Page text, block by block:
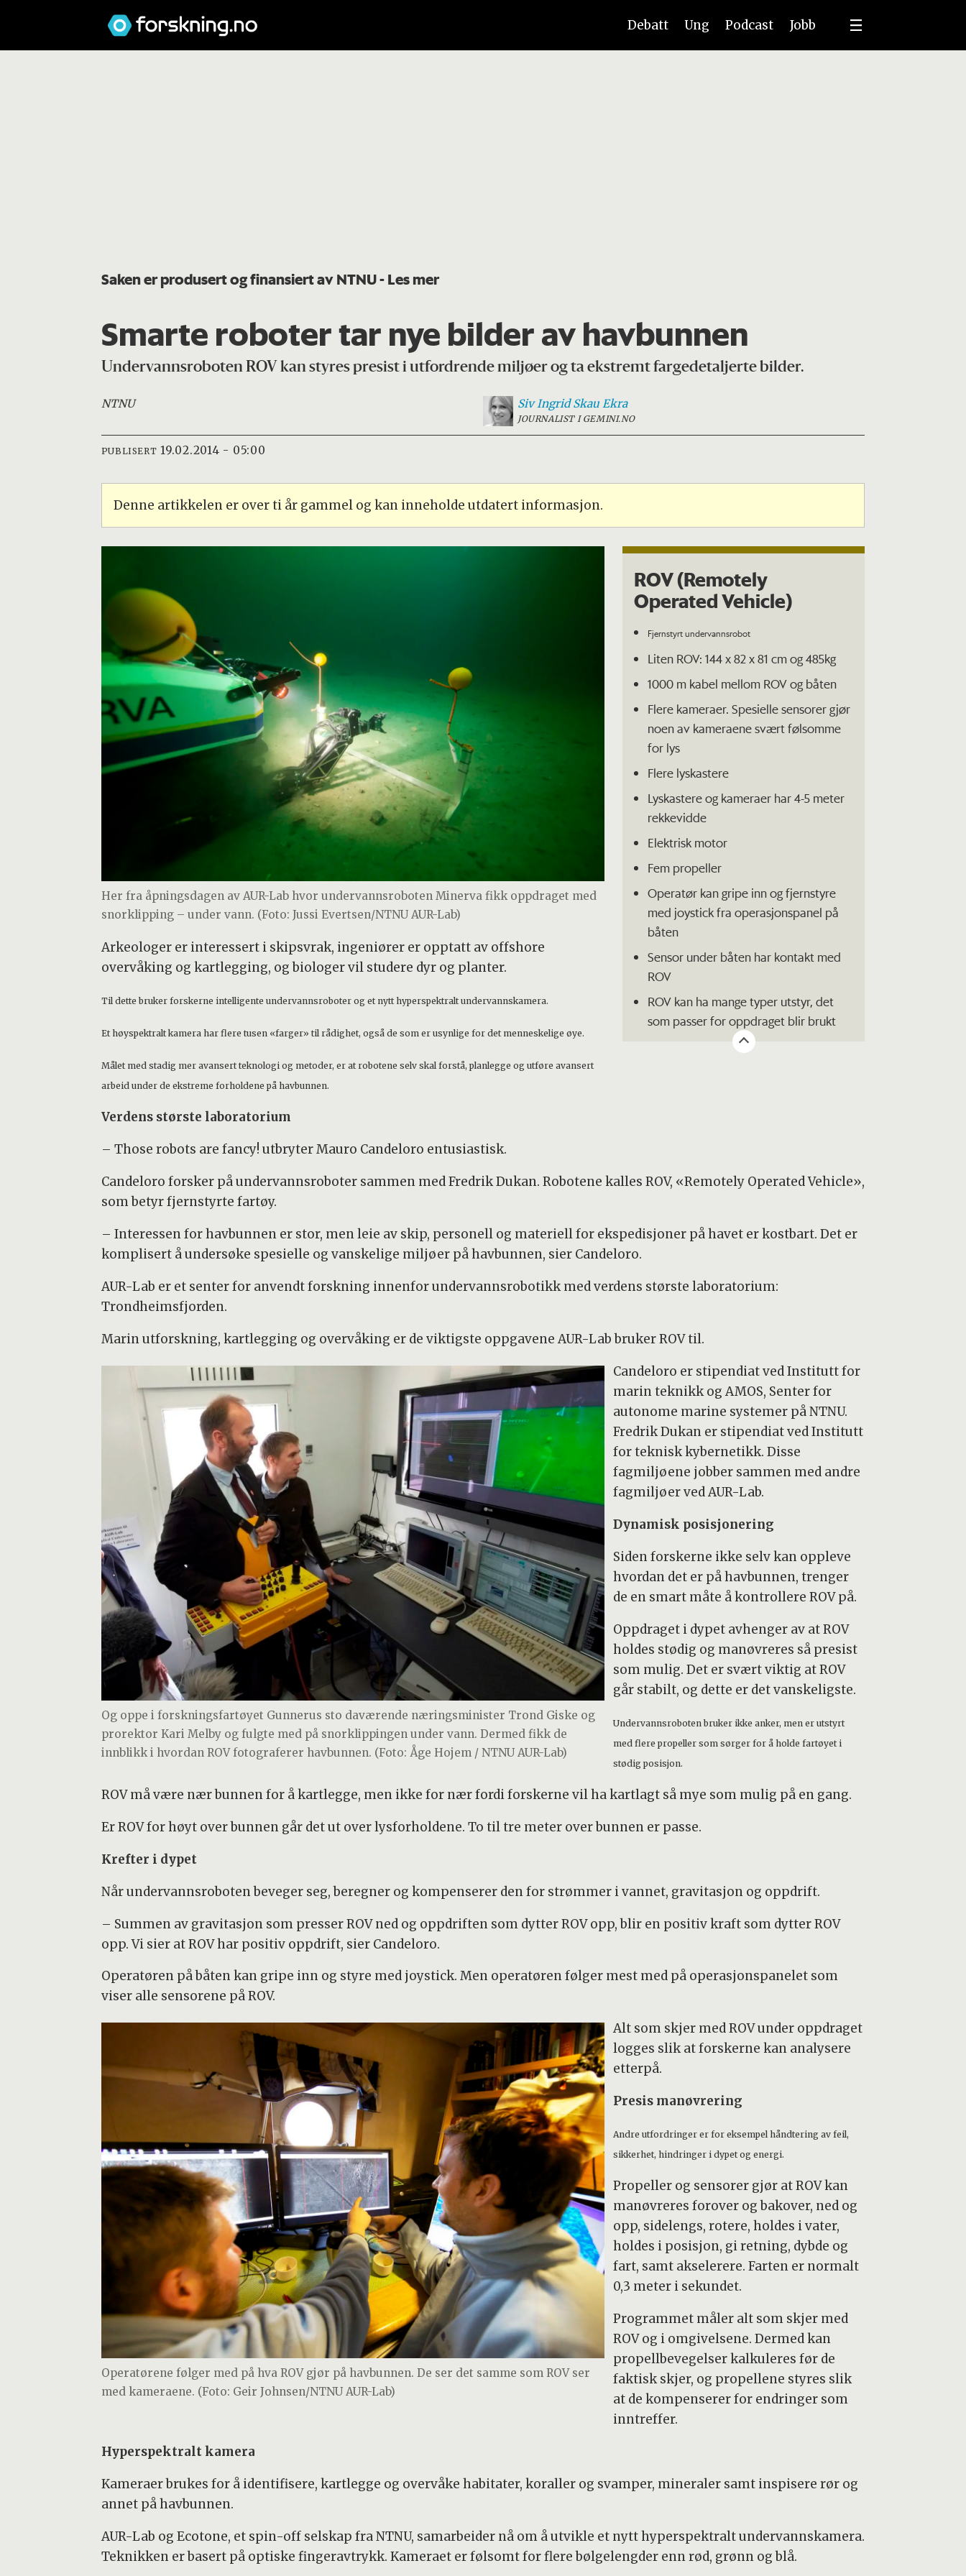
Debatt Ung Podcast Jobb
Saken er produsert og finansiert av NTNU- Les mer
Smarte roboter tar nye bilder av havbunnen
Undervannsroboten ROV kan styres presist i utfordrende miljøer og ta ekstremt fargedetaljerte bilder.
NTNU Siv Ingrid Skau Ekra
JOURNALIST I GEMINI.NO
PUBLISERT 19.02.2014 - 05:00
Denne artikkelen er over ti år gammel og kan inneholde utdatert informasjon.
Her fra åpningsdagen av AUR-Lab hvor undervannsroboten Minerva fikk oppdraget med
snorklipping – under vann. (Foto: Jussi Evertsen/NTNU AUR-Lab)
ROV (Remotely
Operated Vehicle)
Fjernstyrt undervannsrobot
Liten ROV: 144 x 82 x 81 cm og 485kg
1000 m kabel mellom ROV og båten
Flere kameraer. Spesielle sensorer gjør
noen av kameraene svært følsomme
for lys
Flere lyskastere
Lyskastere og kameraer har 4-5 meter
rekkevidde
Elektrisk motor
Fem propeller
Operatør kan gripe inn og fjernstyre
med joystick fra operasjonspanel på
båten
Sensor under båten har kontakt med
ROV
ROV kan ha mange typer utstyr, det
som passer for oppdraget blir brukt
Arkeologer er interessert i skipsvrak, ingeniører er opptatt av offshore
overvåking og kartlegging, og biologer vil studere dyr og planter.
Til dette bruker forskerne intelligente undervannsroboter og et nytt hyperspektralt undervannskamera.
Et høyspektralt kamera har flere tusen «farger» til rådighet, også de som er usynlige for det menneskelige øye.
Målet med stadig mer avansert teknologi og metoder, er at robotene selv skal forstå, planlegge og utføre avansert
arbeid under de ekstreme forholdene på havbunnen.
Verdens største laboratorium
– Those robots are fancy! utbryter Mauro Candeloro entusiastisk.
Candeloro forsker på undervannsroboter sammen med Fredrik Dukan. Robotene kalles ROV, «Remotely Operated Vehicle»,
som betyr fjernstyrte fartøy.
– Interessen for havbunnen er stor, men leie av skip, personell og materiell for ekspedisjoner på havet er kostbart. Det er
komplisert å undersøke spesielle og vanskelige miljøer på havbunnen, sier Candeloro.
AUR-Lab er et senter for anvendt forskning innenfor undervannsrobotikk med verdens største laboratorium:
Trondheimsfjorden.
Marin utforskning, kartlegging og overvåking er de viktigste oppgavene AUR-Lab bruker ROV til.
Og oppe i forskningsfartøyet Gunnerus sto daværende næringsminister Trond Giske og
prorektor Kari Melby og fulgte med på snorklippingen under vann. Dermed fikk de
innblikk i hvordan ROV fotograferer havbunnen. (Foto: Åge Hojem / NTNU AUR-Lab)
Candeloro er stipendiat ved Institutt for
marin teknikk og AMOS, Senter for
autonome marine systemer på NTNU.
Fredrik Dukan er stipendiat ved Institutt
for teknisk kybernetikk. Disse
fagmiljøene jobber sammen med andre
fagmiljøer ved AUR-Lab.
Dynamisk posisjonering
Siden forskerne ikke selv kan oppleve
hvordan det er på havbunnen, trenger
de en smart måte å kontrollere ROV på.
Oppdraget i dypet avhenger av at ROV
holdes stødig og manøvreres så presist
som mulig. Det er svært viktig at ROV
går stabilt, og dette er det vanskeligste.
Undervannsroboten bruker ikke anker, men er utstyrt
med flere propeller som sørger for å holde fartøyet i
stødig posisjon.
ROV må være nær bunnen for å kartlegge, men ikke for nær fordi forskerne vil ha kartlagt så mye som mulig på en gang.
Er ROV for høyt over bunnen går det ut over lysforholdene. To til tre meter over bunnen er passe.
Krefter i dypet
Når undervannsroboten beveger seg, beregner og kompenserer den for strømmer i vannet, gravitasjon og oppdrift.
– Summen av gravitasjon som presser ROV ned og oppdriften som dytter ROV opp, blir en positiv kraft som dytter ROV
opp. Vi sier at ROV har positiv oppdrift, sier Candeloro.
Operatøren på båten kan gripe inn og styre med joystick. Men operatøren følger mest med på operasjonspanelet som
viser alle sensorene på ROV.
Operatørene følger med på hva ROV gjør på havbunnen. De ser det samme som ROV ser
med kameraene. (Foto: Geir Johnsen/NTNU AUR-Lab)
Alt som skjer med ROV under oppdraget
logges slik at forskerne kan analysere
etterpå.
Presis manøvrering
Andre utfordringer er for eksempel håndtering av feil,
sikkerhet, hindringer i dypet og energi.
Propeller og sensorer gjør at ROV kan
manøvreres forover og bakover, ned og
opp, sidelengs, rotere, holdes i vater,
holdes i posisjon, gi retning, dybde og
fart, samt akselerere. Farten er normalt
0,3 meter i sekundet.
Programmet måler alt som skjer med
ROV og i omgivelsene. Dermed kan
propellbevegelser kalkuleres før de
faktisk skjer, og propellene styres slik
at de kompenserer for endringer som
inntreffer.
Hyperspektralt kamera
Kameraer brukes for å identifisere, kartlegge og overvåke habitater, koraller og svamper, mineraler samt inspisere rør og
annet på havbunnen.
AUR-Lab og Ecotone, et spin-off selskap fra NTNU, samarbeider nå om å utvikle et nytt hyperspektralt undervannskamera.
Teknikken er basert på optiske fingeravtrykk. Kameraet er følsomt for flere bølgelengder enn rød, grønn og blå.